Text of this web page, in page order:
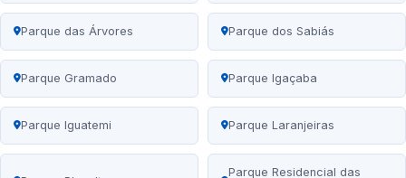
Parque das Árvores Parque dos Sabiás
Parque Gramado Parque Igaçaba
Parque Iguatemi Parque Laranjeiras
Parque Residencial das